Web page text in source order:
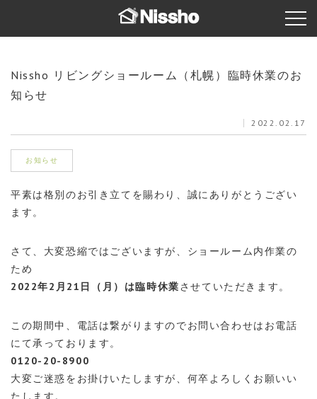
Nissho リビングショールーム（札幌）臨時休業のお
知らせ
2022.02.17
お知らせ
平素は格別のお引き立てを賜わり、誠にありがとうござい
ます。
さて、大変恐縮ではございますが、ショールーム内作業の
ため
2022年2月21日（月）は臨時休業させていただきます。
この期間中、電話は繋がりますのでお問い合わせはお電話
にて承っております。
0120-20-8900
大変ご迷惑をお掛けいたしますが、何卒よろしくお願いい
たします。